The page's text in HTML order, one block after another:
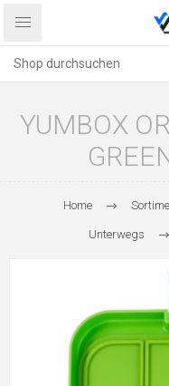
YUMBOX
Home
Unterwegs